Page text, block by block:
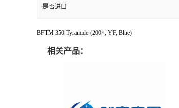
是否进口
BFTM 350 Tyramide (200×, YF, Blue)
相关产品：